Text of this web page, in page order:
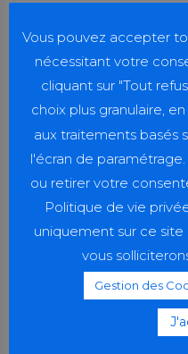
RECENT POSTS
Taxe
20 juillet
Vous pouvez accepter
nécessitant votre
cliquant sur "Tout
choix plus granulaire,
aux traitements basés
l'écran de
ou retirer votre
Politique de vie
uniquement sur ce
vous
Gestion des